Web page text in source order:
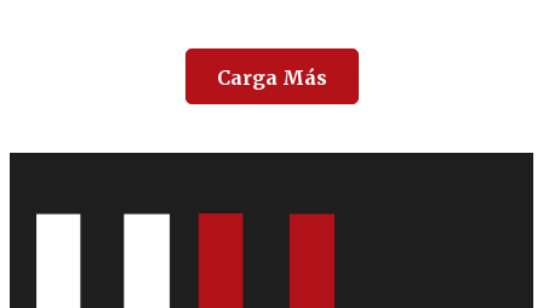
Carga Más